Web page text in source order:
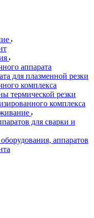
аппарата
для плазменной резки
комплекса
термической резки
комплекса
для сварки и
аппаратов